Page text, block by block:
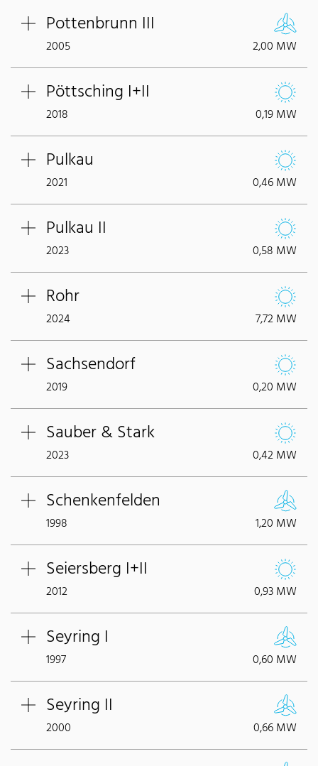
Pottenbrunn III
2005 2,00 MW
Pöttsching I+II
2018 0,19 MW
Pulkau
2021 0,46 MW
Pulkau II
2023 0,58 MW
Rohr
2024 7,72 MW
Sachsendorf
2019 0,20 MW
Sauber & Stark
2023 0,42 MW
Schenkenfelden
1998 1,20 MW
Seiersberg I+II
2012 0,93 MW
Seyring I
1997 0,60 MW
Seyring II
2000 0,66 MW